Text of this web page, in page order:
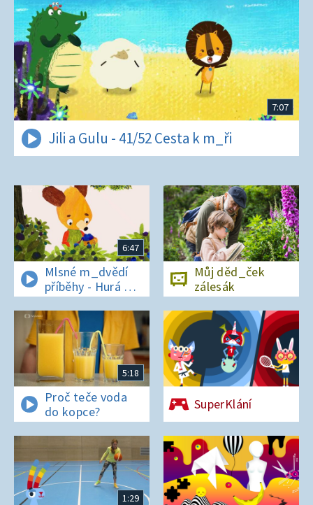
7:07
Jili a Gulu - 41/52 Cesta k m_ři
6:47
Mlsné m_dvědí
příběhy - Hurá na
bor_vky
Můj děd_ček
zálesák
5:18
Proč teče voda
do kopce?
SuperKlání
1:29